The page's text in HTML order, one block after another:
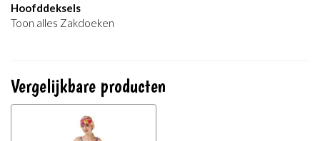
Hoofddeksels
Toon alles Zakdoeken
Vergelijkbare producten